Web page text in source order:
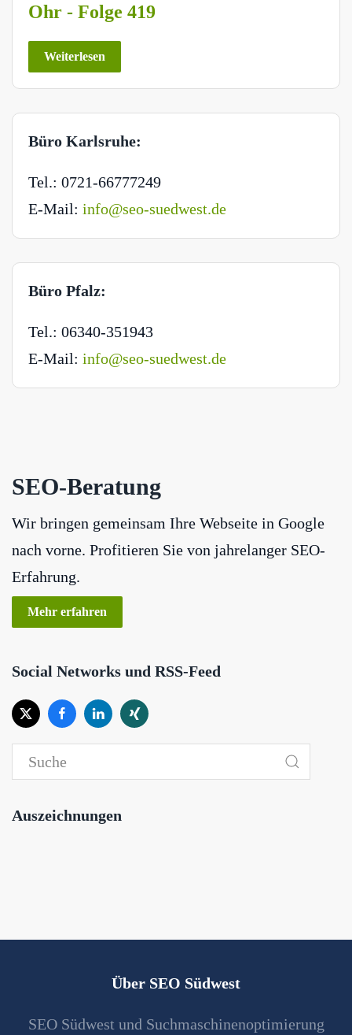
Ohr - Folge 419
Weiterlesen
Büro Karlsruhe:
Tel.: 0721-66777249
E-Mail: info@seo-suedwest.de
Büro Pfalz:
Tel.: 06340-351943
E-Mail: info@seo-suedwest.de
SEO-Beratung
Wir bringen gemeinsam Ihre Webseite in Google
nach vorne. Profitieren Sie von jahrelanger SEO-
Erfahrung.
Mehr erfahren
Social Networks und RSS-Feed
Auszeichnungen
Über SEO Südwest
SEO Südwest und Suchmaschinenoptimierung